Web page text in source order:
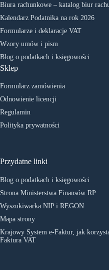
Biura rachunkowe – katalog biur
Kalendarz Podatnika na rok 2026
Formularze i deklaracje VAT
Wzory umów i pism
Blog o podatkach i księgowości
Sklep
Formularz zamówienia
Odnowienie licencji
Regulamin
Polityka prywatności
Przydatne linki
Blog o podatkach i księgowości
Strona Ministerstwa Finansów RP
Wyszukiwarka NIP i REGON
Mapa strony
Krajowy System e-Faktur, jak
Faktura VAT